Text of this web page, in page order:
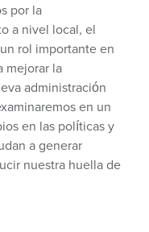
por la
a nivel local, el
rol importante en
mejorar la
administración
en un
en las políticas y
a generar
nuestra huella de